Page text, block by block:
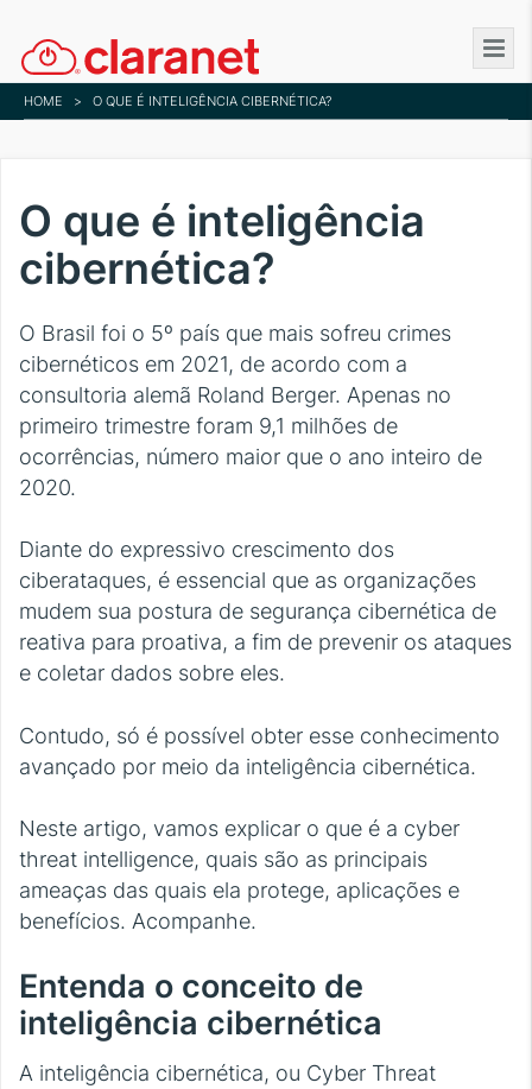
to
main
content
HOME > O QUE É INTELIGÊNCIA CIBERNÉTICA?
O que é inteligência
cibernética?
O Brasil foi o 5º país que mais sofreu crimes
cibernéticos em 2021, de acordo com a
consultoria alemã Roland Berger. Apenas no
primeiro trimestre foram 9,1 milhões de
ocorrências, número maior que o ano inteiro de
2020.
Diante do expressivo crescimento dos
ciberataques, é essencial que as organizações
mudem sua postura de segurança cibernética de
reativa para proativa, a fim de prevenir os ataques
e coletar dados sobre eles.
Contudo, só é possível obter esse conhecimento
avançado por meio da inteligência cibernética.
Neste artigo, vamos explicar o que é a cyber
threat intelligence, quais são as principais
ameaças das quais ela protege, aplicações e
benefícios. Acompanhe.
Entenda o conceito de
inteligência cibernética
A inteligência cibernética, ou Cyber Threat